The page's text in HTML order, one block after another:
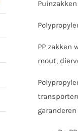
PP zakken
mout,